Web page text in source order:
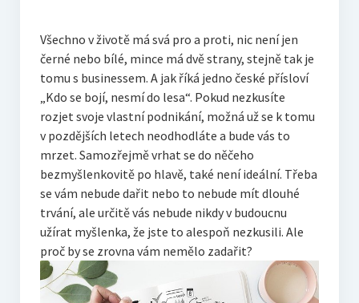
Všechno v životě má svá pro a proti, nic není jen
černé nebo bílé, mince má dvě strany, stejně tak je
tomu s businessem. A jak říká jedno české přísloví
„Kdo se bojí, nesmí do lesa“. Pokud nezkusíte
rozjet svoje vlastní podnikání, možná už se k tomu
v pozdějších letech neodhodláte a bude vás to
mrzet. Samozřejmě vrhat se do něčeho
bezmyšlenkovitě po hlavě, také není ideální. Třeba
se vám nebude dařit nebo to nebude mít dlouhé
trvání, ale určitě vás nebude nikdy v budoucnu
užírat myšlenka, že jste to alespoň nezkusili. Ale
proč by se zrovna vám nemělo zadařit?